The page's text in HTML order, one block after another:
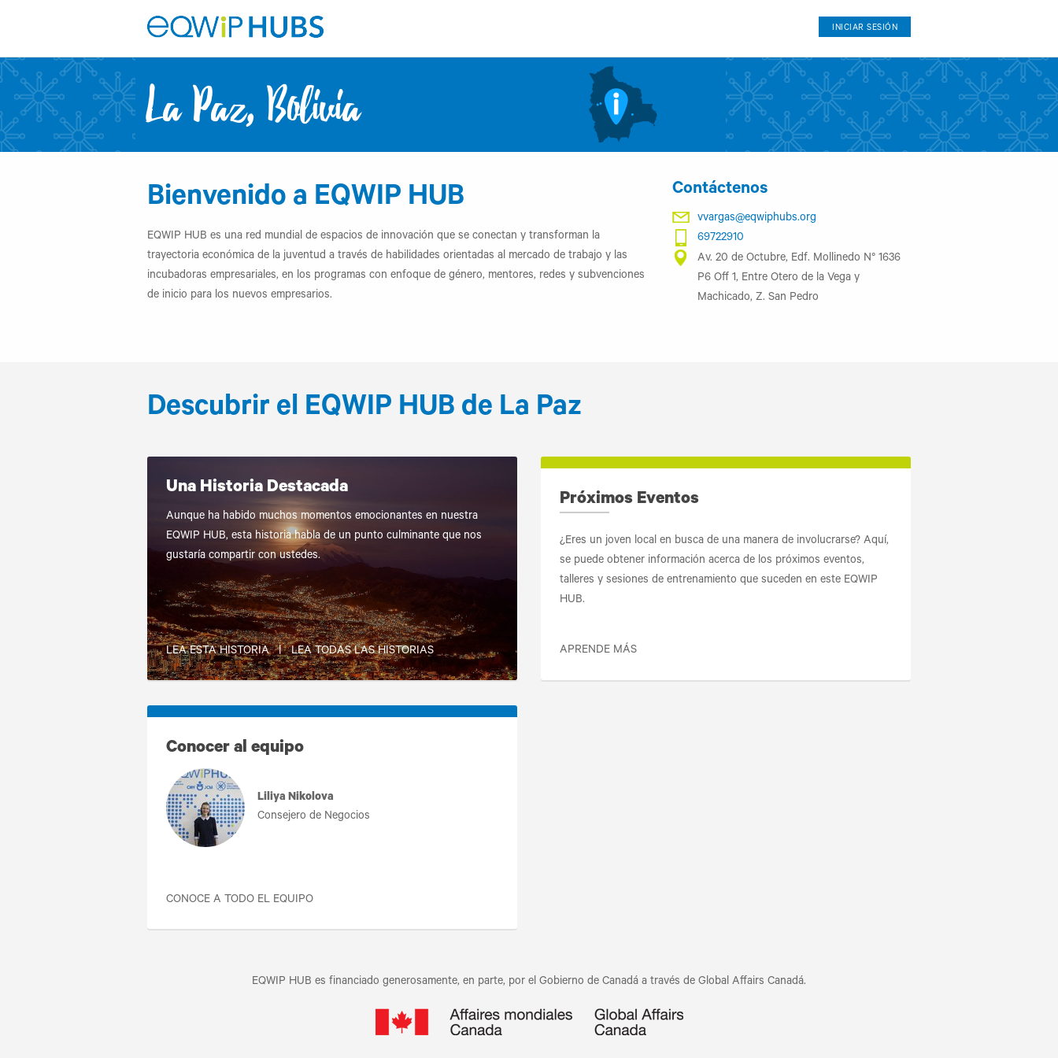
INICIAR SESIÓN
La Paz, Bolivia
Bienvenido a EQWIP HUB
EQWIP HUB es una red mundial de espacios de innovación que se conectan y transforman la
trayectoria económica de la juventud a través de habilidades orientadas al mercado de trabajo y las
incubadoras empresariales, en los programas con enfoque de género, mentores, redes y subvenciones
de inicio para los nuevos empresarios.
Contáctenos
vvargas@eqwiphubs.org
69722910
Av. 20 de Octubre, Edf. Mollinedo N° 1636
P6 Off 1, Entre Otero de la Vega y
Machicado, Z. San Pedro
Descubrir el EQWIP HUB de La Paz
Una Historia Destacada
Aunque ha habido muchos momentos emocionantes en nuestra
EQWIP HUB, esta historia habla de un punto culminante que nos
gustaría compartir con ustedes.
LEA ESTA HISTORIA|LEA TODAS LAS HISTORIAS
Próximos Eventos
¿Eres un joven local en busca de una manera de involucrarse? Aquí,
se puede obtener información acerca de los próximos eventos,
talleres y sesiones de entrenamiento que suceden en este EQWIP
HUB.
APRENDE MÁS
Conocer al equipo
Liliya Nikolova
Consejero de Negocios
CONOCE A TODO EL EQUIPO
EQWIP HUB es financiado generosamente, en parte, por el Gobierno de Canadá a través de Global Affairs Canadá.